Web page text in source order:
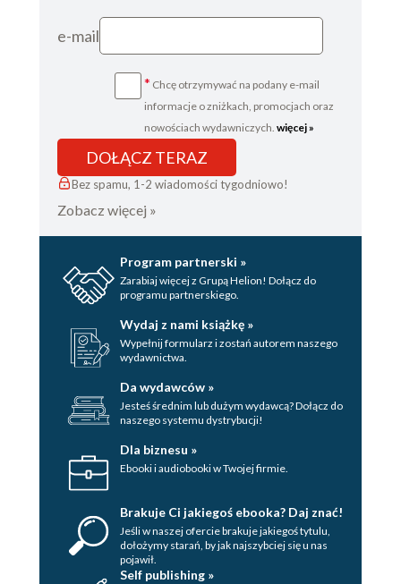
e-mail
* Chcę otrzymywać na podany e-mail
informacje o zniżkach, promocjach oraz
nowościach wydawniczych. więcej »
DOŁĄCZ TERAZ
Bez spamu, 1-2 wiadomości tygodniowo!
Zobacz więcej »
Program partnerski »
Zarabiaj więcej z Grupą Helion! Dołącz do
programu partnerskiego.
Wydaj z nami książkę »
Wypełnij formularz i zostań autorem naszego
wydawnictwa.
Da wydawców »
Jesteś średnim lub dużym wydawcą? Dołącz do
naszego systemu dystrybucji!
Dla biznesu »
Ebooki i audiobooki w Twojej firmie.
Brakuje Ci jakiegoś ebooka? Daj znać!
Jeśli w naszej ofercie brakuje jakiegoś tytulu,
dołożymy starań, by jak najszybciej się u nas
pojawił.
Self publishing »